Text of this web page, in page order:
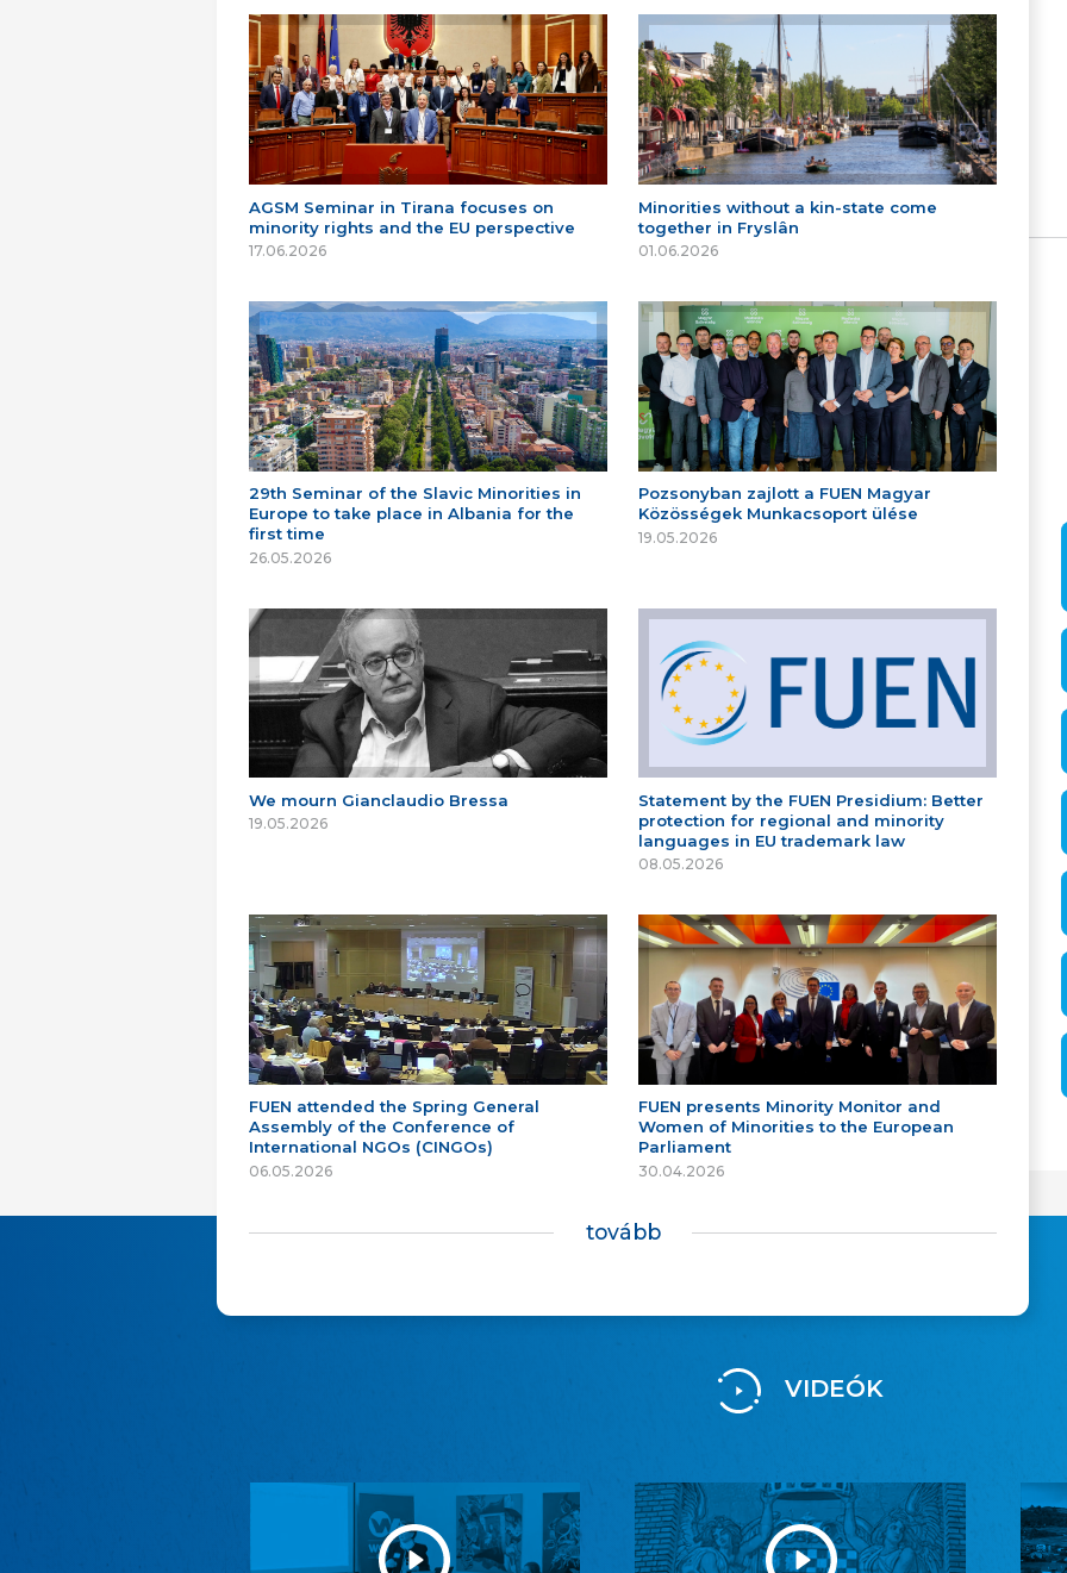
AGSM Seminar in Tirana focuses on
minority rights and the EU perspective
17.06.2026
Minorities without a kin-state come
together in Fryslân
01.06.2026
29th Seminar of the Slavic Minorities in
Europe to take place in Albania for the
first time
26.05.2026
Pozsonyban zajlott a FUEN Magyar
Közösségek Munkacsoport ülése
19.05.2026
We mourn Gianclaudio Bressa
19.05.2026
Statement by the FUEN Presidium: Better
protection for regional and minority
languages in EU trademark law
08.05.2026
FUEN attended the Spring General
Assembly of the Conference of
International NGOs (CINGOs)
06.05.2026
FUEN presents Minority Monitor and
Women of Minorities to the European
Parliament
30.04.2026
tovább
VIDEÓK